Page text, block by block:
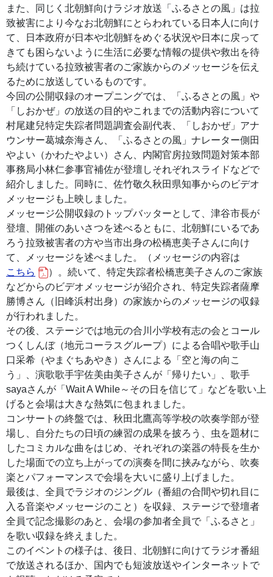
また、同じく北朝鮮向けラジオ放送「ふるさとの風」は拉
致被害により今なお北朝鮮にとらわれている日本人に向け
て、日本政府が日本や北朝鮮をめぐる状況や日本に戻って
きても困らないように生活に必要な情報の提供や救出を待
ち続けている拉致被害者のご家族からのメッセージを伝え
るために放送しているものです。
今回の公開収録のオープニングでは、「ふるさとの風」や
「しおかぜ」の放送の目的やこれまでの活動内容について
村尾建兒特定失踪者問題調査会副代表、「しおかぜ」アナ
ウンサー葛城奈海さん、「ふるさとの風」ナレーター側田
やよい（かわたやよい）さん、内閣官房拉致問題対策本部
事務局小林仁参事官補佐が登壇しそれぞれスライドなどで
紹介しました。同時に、佐竹敬久秋田県知事からのビデオ
メッセージも上映しました。
メッセージ公開収録のトップバッターとして、津谷市長が
登壇、開催のあいさつを述べるともに、北朝鮮にいるであ
ろう拉致被害者の方や当市出身の松橋恵美子さんに向け
て、メッセージを述べました。（メッセージの内容は
こちら
）。続いて、特定失踪者松橋恵美子さんのご家族
などからのビデオメッセージが紹介され、特定失踪者薩摩
勝博さん（旧峰浜村出身）の家族からのメッセージの収録
が行われました。
その後、ステージでは地元の合川小学校有志の会とコール
つくしんぼ（地元コーラスグループ）による合唱や歌手山
口采希（やまぐちあやき）さんによる「空と海の向こ
う」、演歌歌手宇佐美由美子さんが「帰りたい」、歌手
sayaさんが「Wait A While～その日を信じて」などを歌い上
げると会場は大きな熱気に包まれました。
コンサートの終盤では、秋田北鷹高等学校の吹奏学部が登
場し、自分たちの日頃の練習の成果を披ろう、虫を題材に
したコミカルな曲をはじめ、それぞれの楽器の特長を生か
した場面での立ち上がっての演奏を間に挟みながら、吹奏
楽とパフォーマンスで会場を大いに盛り上げました。
最後は、全員でラジオのジングル（番組の合間や切れ目に
入る音楽やメッセージのこと）を収録、ステージで登壇者
全員で記念撮影のあと、会場の参加者全員で「ふるさと」
を歌い収録を終えました。
このイベントの様子は、後日、北朝鮮に向けてラジオ番組
で放送されるほか、国内でも短波放送やインターネットで